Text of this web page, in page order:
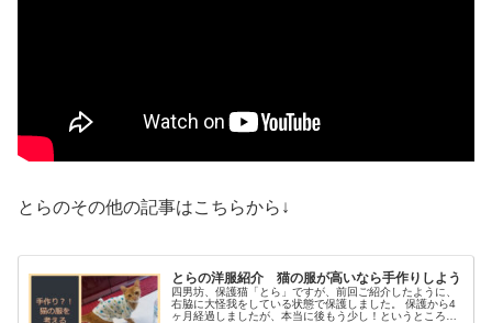
とらのその他の記事はこちらから↓
とらの洋服紹介 猫の服が高いなら手作りしよう
四男坊、保護猫「とら」ですが、前回ご紹介したように、
右脇に大怪我をしている状態で保護しました。 保護から4
ヶ月経過しましたが、本当に後もう少し！というところま